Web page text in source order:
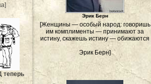
теперь
Эрик Берн
[Женщины — особый народ: говоришь
им комплименты — принимают за
истину, скажешь истину — обижаются
Эрик Берн]